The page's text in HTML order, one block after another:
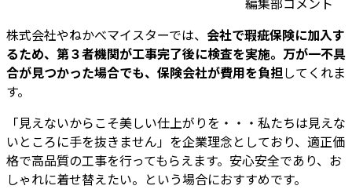
株式会社やねかべマイスターでは、 会社で瑕疵保険に加入す
るため、第３者機関が工事完了後に検査を実施。万が一不具
合が見つかった場合でも、保険会社が費用を負担してくれま
す。
「見えないからこそ美しい仕上がりを・・・私たちは見えな
いところに手を抜きません」を企業理念としており、適正価
格で高品質の工事を行ってもらえます。安心安全であり、お
しゃれに着せ替えたい。という場合におすすめです。